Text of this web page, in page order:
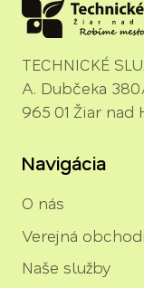
TECHNICKÉ
A. Dubčeka
965 01 Žiar nad
Navigácia
O nás
Verejná
Naše služby